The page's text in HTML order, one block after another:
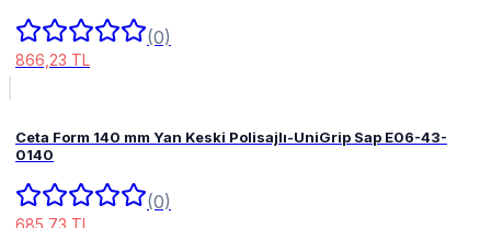
(0)
866,23 TL
Ceta Form 140 mm Yan Keski Polisajlı-UniGrip Sap E06-43-
0140
(0)